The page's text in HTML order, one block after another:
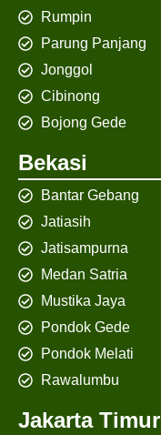
Rumpin
Parung Panjang
Jonggol
Cibinong
Bojong Gede
Bekasi
Bantar Gebang
Jatiasih
Jatisampurna
Medan Satria
Mustika Jaya
Pondok Gede
Pondok Melati
Rawalumbu
Jakarta Timur